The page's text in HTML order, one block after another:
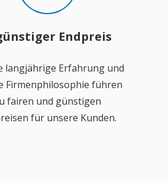
Endpreis
langjährige Erfahrung und
Firmenphilosophie führen
fairen und günstigen
für unsere Kunden.